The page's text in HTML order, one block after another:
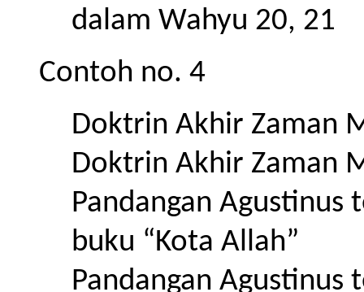
dalam Wahyu 20, 21
Contoh no. 4
Doktrin Akhir Zaman
Doktrin Akhir Zaman
Pandangan Agustinus
buku “Kota Allah”
Pandangan Agustinus